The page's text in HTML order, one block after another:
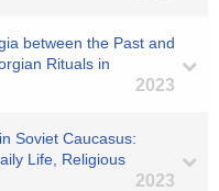
between the Past and
Rituals in
2023
Soviet Caucasus:
Life, Religious
2023